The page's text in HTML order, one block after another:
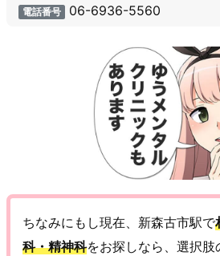
電話番号 06-6936-5560
ちなみにもし現在、新森古市駅で
科・精神科をお探しなら、選択肢